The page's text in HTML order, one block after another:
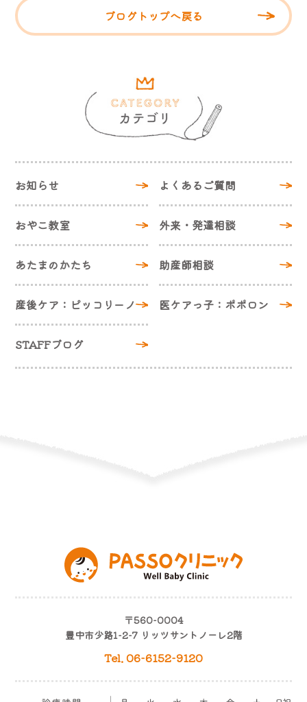
ブログトップへ戻る
お知らせ よくあるご質問
おやこ教室 外来・発達相談
あたまのかたち 助産師相談
産後ケア：ピッコリーノ 医ケアっ子：ポポロン
STAFFブログ
〒560-0004
豊中市少路1-2-7 リッツサントノーレ2階
Tel. 06-6152-9120